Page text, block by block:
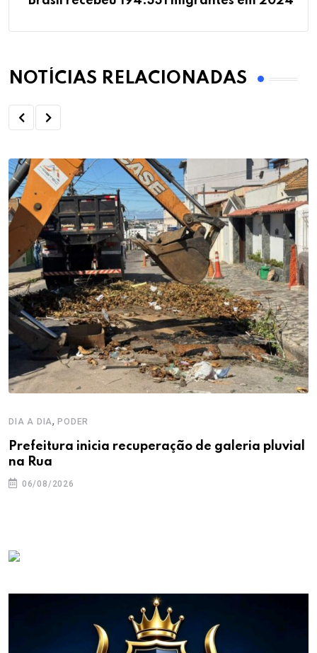
NOTÍCIAS RELACIONADAS
DIA A DIA,PODER
Prefeitura inicia recuperação de galeria pluvial
na Rua
06/08/2026